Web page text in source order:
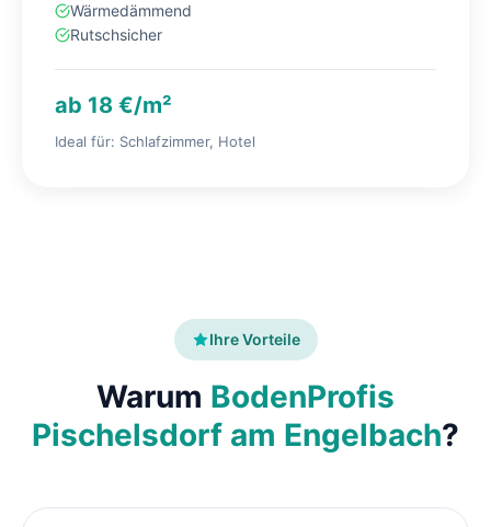
Wärmedämmend
Rutschsicher
ab 18 €/m²
Ideal für: Schlafzimmer, Hotel
Ihre Vorteile
Warum BodenProfis
Pischelsdorf am Engelbach?